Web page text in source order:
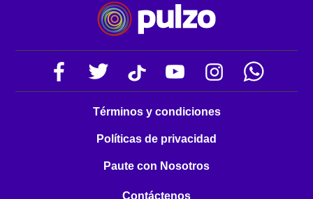
Términos y condiciones
Políticas de privacidad
Paute con Nosotros
Contáctenos